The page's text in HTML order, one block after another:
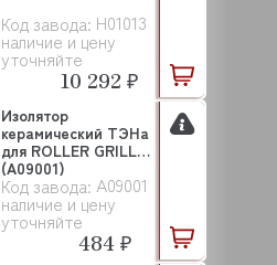
Код завода: H01013
наличие и цену
уточняйте
10 292 ₽
Код завода: A09001
наличие и цену
уточняйте
Изолятор
керамический ТЭНа
для ROLLER GRILL
(A09001)
484 ₽